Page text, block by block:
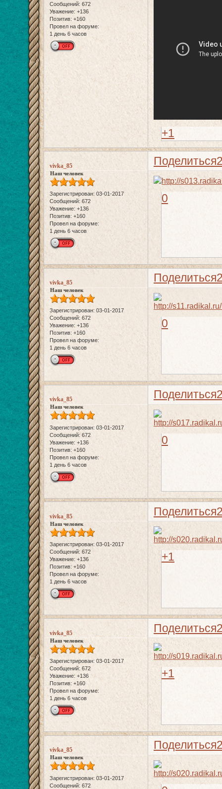
Сообщений: 672
Уважение: +136
Позитив: +160
Провел на форуме:
1 день 6 часов
+1
Поделиться
vivka_85
Наш человек
Зарегистрирован: 03-01-2017
Сообщений: 672
Уважение: +136
Позитив: +160
Провел на форуме:
1 день 6 часов
0
Поделиться
vivka_85
Наш человек
Зарегистрирован: 03-01-2017
Сообщений: 672
Уважение: +136
Позитив: +160
Провел на форуме:
1 день 6 часов
0
Поделиться
vivka_85
Наш человек
Зарегистрирован: 03-01-2017
Сообщений: 672
Уважение: +136
Позитив: +160
Провел на форуме:
1 день 6 часов
0
Поделиться
vivka_85
Наш человек
Зарегистрирован: 03-01-2017
Сообщений: 672
Уважение: +136
Позитив: +160
Провел на форуме:
1 день 6 часов
+1
Поделиться
vivka_85
Наш человек
Зарегистрирован: 03-01-2017
Сообщений: 672
Уважение: +136
Позитив: +160
Провел на форуме:
1 день 6 часов
+1
Поделиться
vivka_85
Наш человек
Зарегистрирован: 03-01-2017
Сообщений: 672